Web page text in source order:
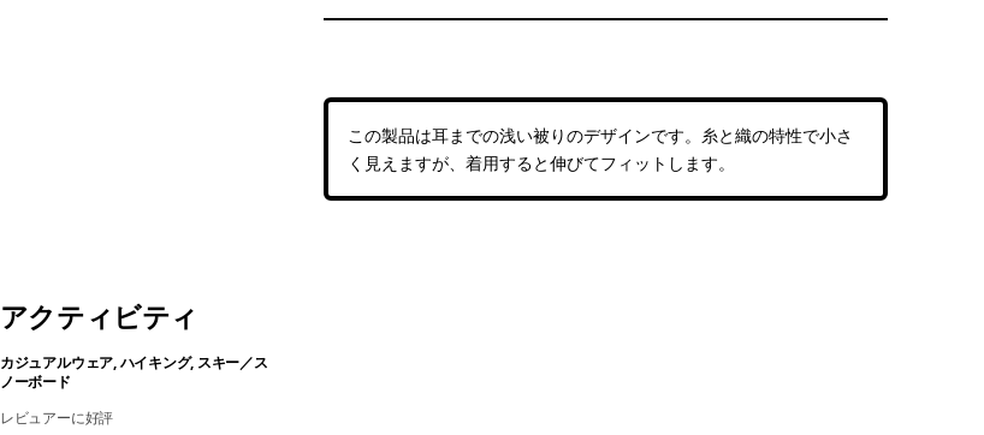
この製品は耳までの浅い被りのデザインです。糸と織の特性で小さ
く見えますが、着用すると伸びてフィットします。
アクティビティ
カジュアルウェア, ハイキング, スキー／ス
ノーボード
レビュアーに好評